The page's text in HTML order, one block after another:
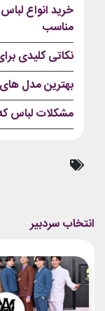
خرید انواع
مناسب
نکاتی کلیدی
بهترین مدل
مشکلات لباس